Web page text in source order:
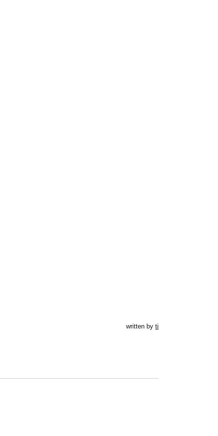
written by ti